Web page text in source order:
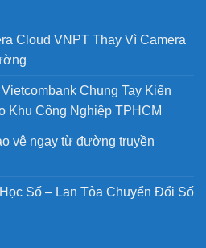
Cloud VNPT Thay Vì Camera
Chung Tay Kiến
Khu Công Nghiệp TPHCM
vệ ngay từ đường truyền
Số – Lan Tỏa Chuyển Đổi Số